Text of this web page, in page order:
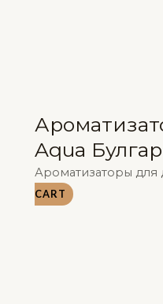
Aqua
Ароматизаторы для
CART